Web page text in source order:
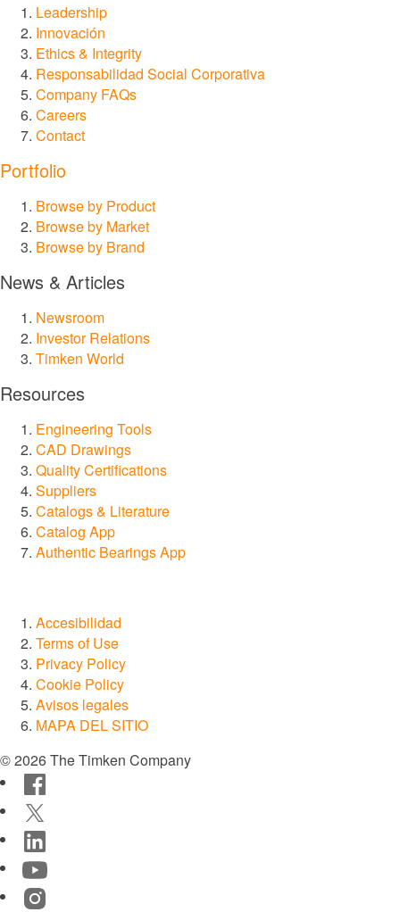
Torsion Control
Leadership
Innovación
Ethics & Integrity
Responsabilidad Social Corporativa
Company FAQs
Careers
Contact
Portfolio
Browse by Product
Browse by Market
Browse by Brand
News & Articles
Newsroom
Investor Relations
Timken World
Resources
Engineering Tools
CAD Drawings
Quality Certifications
Suppliers
Catalogs & Literature
Catalog App
Authentic Bearings App
Accesibilidad
Terms of Use
Privacy Policy
Cookie Policy
Avisos legales
MAPA DEL SITIO
© 2026 The Timken Company
Facebook
Twitter
LinkedIn
YouTube
Instagram